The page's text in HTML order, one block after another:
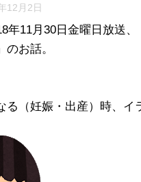
12月2日
年11月30日金曜日放送
のお話。
る（妊娠・出産）時、イ